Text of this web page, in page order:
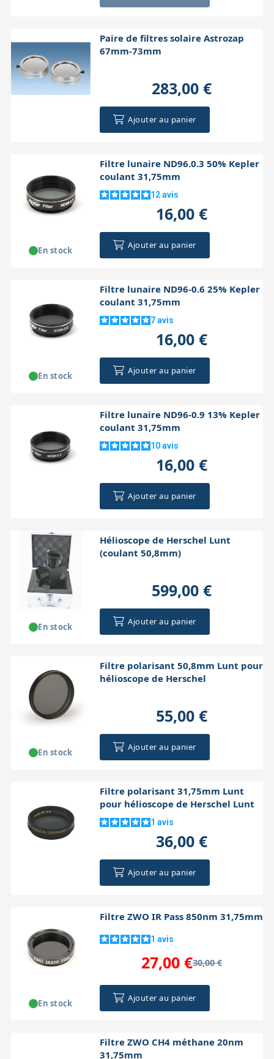
Paire de filtres solaire Astrozap
67mm-73mm
283,00 €
Ajouter au panier
Filtre lunaire ND96.0.3 50% Kepler
coulant 31,75mm
12avis
16,00 €
Ajouter au panier
En stock
Filtre lunaire ND96-0.6 25% Kepler
coulant 31,75mm
7avis
16,00 €
Ajouter au panier
En stock
Filtre lunaire ND96-0.9 13% Kepler
coulant 31,75mm
10avis
16,00 €
Ajouter au panier
Hélioscope de Herschel Lunt
(coulant 50,8mm)
599,00 €
Ajouter au panier
En stock
Filtre polarisant 50,8mm Lunt pour
hélioscope de Herschel
55,00 €
Ajouter au panier
En stock
Filtre polarisant 31,75mm Lunt
pour hélioscope de Herschel Lunt
1 avis
36,00 €
Ajouter au panier
Filtre ZWO IR Pass 850nm 31,75mm
1 avis
30,00 €
27,00 €
Ajouter au panier
En stock
Filtre ZWO CH4 méthane 20nm
31,75mm